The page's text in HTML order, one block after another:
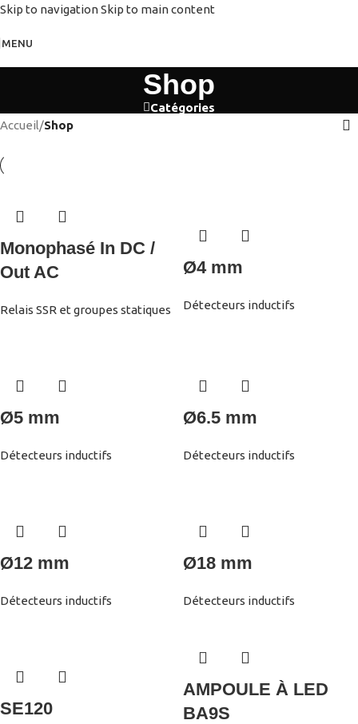
Skip to navigationSkip to main content
MENU
Shop
Catégories
Accueil/Shop
Monophasé In DC /
Out AC
Relais SSR et groupes statiques
Ø4 mm
Détecteurs inductifs
Ø5 mm
Détecteurs inductifs
Ø6.5 mm
Détecteurs inductifs
Ø12 mm
Détecteurs inductifs
Ø18 mm
Détecteurs inductifs
SE120
AMPOULE À LED
BA9S